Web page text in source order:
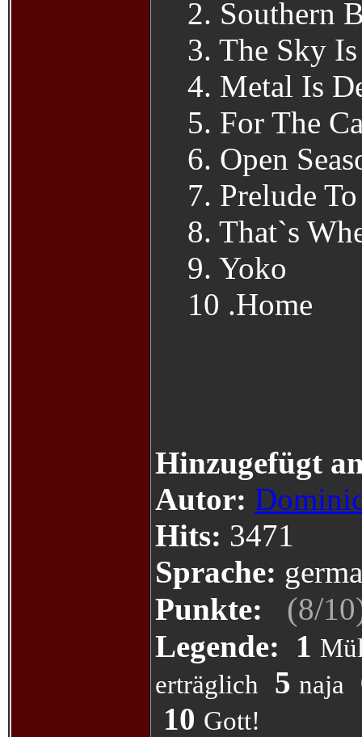
2. Southern
3. The Sky
4. Metal Is
5. For The
6. Open
7. Prelude
8. That`s
9. Yoko
10 .Home
Hinzugefügt
Autor:
Hits: 3471
Sprache:
Punkte:
(8/10
Legende: 1
erträglich
5 naja
10 Gott!